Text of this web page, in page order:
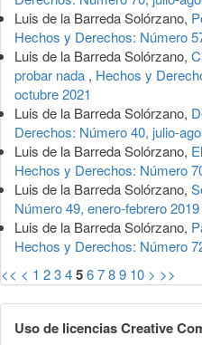
Luis de la Barreda Solórzano,
Hechos y Derechos: Número
Luis de la Barreda Solórzano,
probar nada , Hechos y
octubre 2021
Luis de la Barreda Solórzano,
Derechos: Número 40, julio-
Luis de la Barreda Solórzano,
Hechos y Derechos: Número
Luis de la Barreda Solórzano,
Número 49, enero-febrero 2019
Luis de la Barreda Solórzano,
Hechos y Derechos: Número
<< < 1 23456789 10 > >>
Uso de licencias Creative